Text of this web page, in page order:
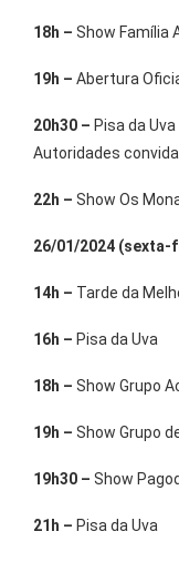
18h – Show Família
19h – Abertura
20h30 – Pisa da
Autoridades
22h – Show Os
26/01/2024 (sexta-
14h – Tarde da
16h – Pisa da Uva
18h – Show Grupo
19h – Show Grupo
19h30 – Show
21h – Pisa da Uva